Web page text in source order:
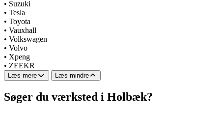
• Suzuki
• Tesla
• Toyota
• Vauxhall
• Volkswagen
• Volvo
• Xpeng
• ZEEKR
Læs mere Læs mindre
Søger du værksted i Holbæk?